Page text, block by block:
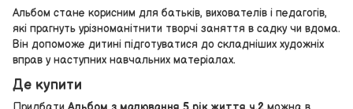
Альбом стане корисним для батьків, вихователів і педагогів,
які прагнуть урізноманітнити творчі заняття в садку чи вдома.
Він допоможе дитині підготуватися до складніших художніх
вправ у наступних навчальних матеріалах.
Де купити